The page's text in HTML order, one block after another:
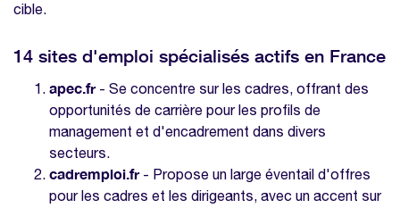
cible.
14 sites d'emploi spécialisés actifs en France
apec.fr- Se concentre sur les cadres, offrant des
opportunités de carrière pour les profils de
management et d'encadrement dans divers
secteurs.
cadremploi.fr- Propose un large éventail d'offres
pour les cadres et les dirigeants, avec un accent sur